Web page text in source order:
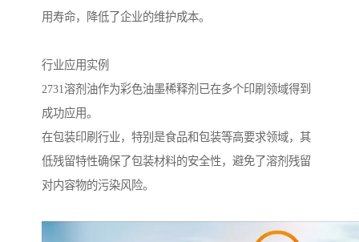
用寿命，降低了企业的维护成本。
行业应用实例
2731溶剂油作为彩色油墨稀释剂已在多个印刷领域得到
成功应用。
在包装印刷行业，特别是食品和包装等高要求领域，其
低残留特性确保了包装材料的安全性，避免了溶剂残留
对内容物的污染风险。